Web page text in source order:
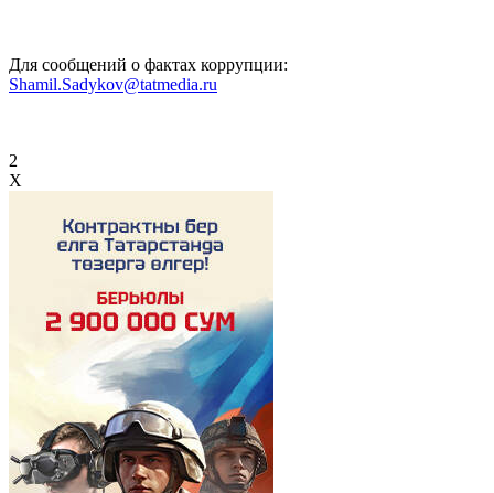
Для сообщений о фактах коррупции:
Shamil.Sadykov@tatmedia.ru
2
X